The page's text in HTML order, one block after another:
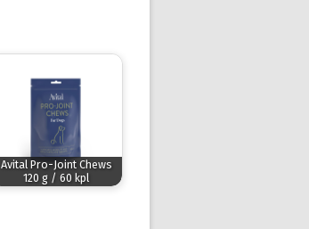
Avital Pro-Joint Chews
120 g / 60 kpl